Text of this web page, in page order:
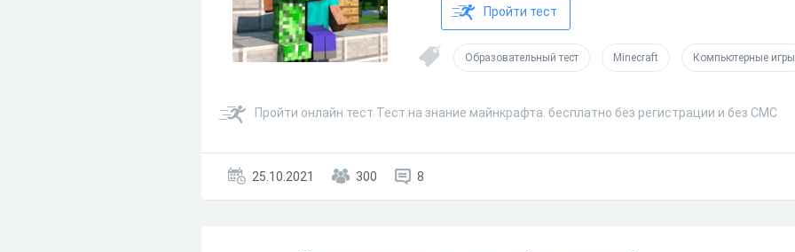
Пройти тест
Образовательный тест Minecraft Компьютерные игры
Пройти онлайн тест Тест на знание майнкрафта. бесплатно без регистрации и без СМС
25.10.2021 300 8